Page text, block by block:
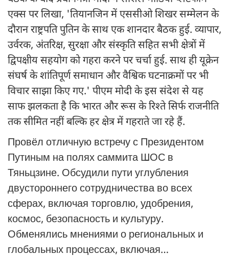
एक्स पर लिखा, 'तियानजिन में एससीओ शिखर सम्मेलन के
दौरान राष्ट्रपति पुतिन के साथ एक शानदार बैठक हुई. व्यापार,
उर्वरक, अंतरिक्ष, सुरक्षा और संस्कृति सहित सभी क्षेत्रों में
द्विपक्षीय सहयोग को गहरा करने पर चर्चा हुई. साथ ही यूक्रेन
संघर्ष के शांतिपूर्ण समाधान और वैश्विक घटनाक्रमों पर भी
विचार साझा किए गए.' पीएम मोदी के इस संदेश से यह
साफ झलकता है कि भारत और रूस के रिश्ते सिर्फ राजनीति
तक सीमित नहीं बल्कि हर क्षेत्र में गहराते जा रहे हैं.
Провёл отличную встречу с Президентом
Путиным на полях саммита ШОС в
Тяньцзине. Обсудили пути углубления
двустороннего сотрудничества во всех
сферах, включая торговлю, удобрения,
космос, безопасность и культуру.
Обменялись мнениями о региональных и
глобальных процессах, включая…